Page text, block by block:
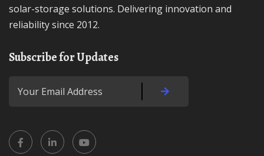
solar-storage solutions. Delivering innovation and
reliability since 2012.
Subscribe for Updates